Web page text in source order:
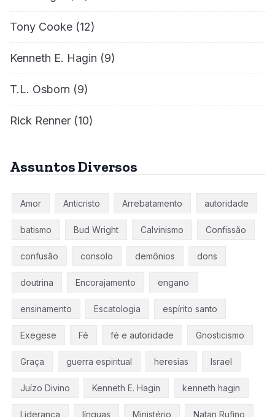
Tony Cooke (12)
Kenneth E. Hagin (9)
T.L. Osborn (9)
Rick Renner (10)
Assuntos Diversos
Amor Anticristo Arrebatamento autoridade
batismo Bud Wright Calvinismo Confissão
confusão consolo demônios dons
doutrina Encorajamento engano
ensinamento Escatologia espírito santo
Exegese Fé fé e autoridade Gnosticismo
Graça guerra espiritual heresias Israel
Juízo Divino Kenneth E. Hagin kenneth hagin
Liderança línguas Ministério Natan Rufino